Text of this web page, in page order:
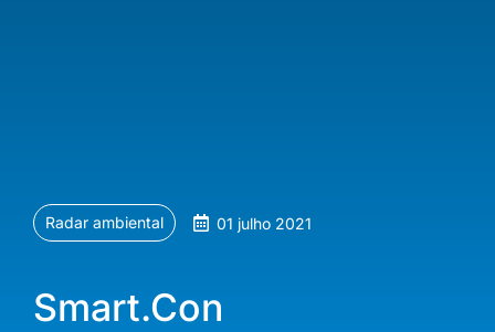
Radar ambiental 01 julho 2021
Smart.Con